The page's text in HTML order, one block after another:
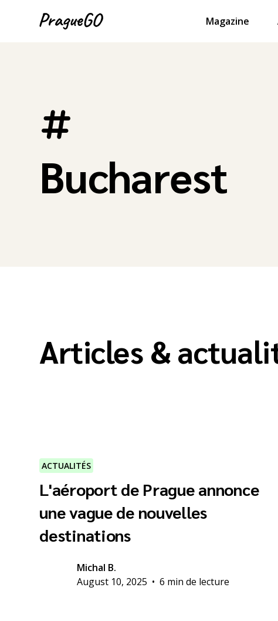
Magazine
Bucharest
Articles &
ACTUALITÉS
L'aéroport de Prague annonce
une vague de nouvelles
destinations
Michal B.
August 10, 2025 • 6 min de lecture